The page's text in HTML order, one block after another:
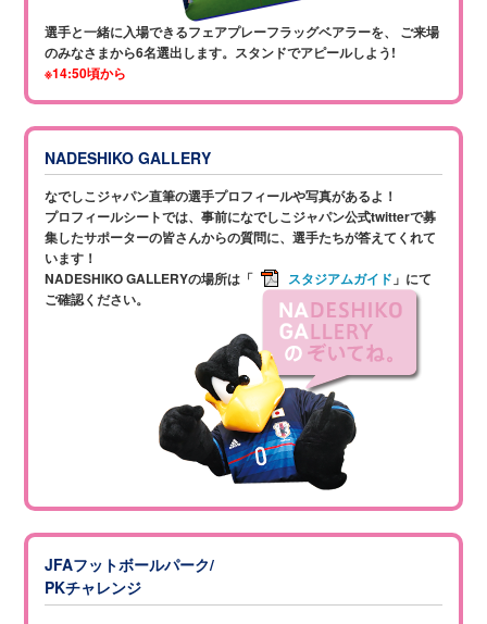
選手と一緒に入場できるフェアプレーフラッグベアラーを、
ご来場
のみなさまから6名選出します。スタンドでアピールしよう!
※14:50頃から
NADESHIKO GALLERY
なでしこジャパン直筆の選手プロフィールや写真があるよ！
プロフィールシートでは、事前になでしこジャパン公式twitterで募
集したサポーターの皆さんからの質問に、選手たちが答えてくれて
います！
NADESHIKO GALLERYの場所は「
スタジアムガイド 」にて
ご確認ください。
JFAフットボールパーク/
PKチャレンジ